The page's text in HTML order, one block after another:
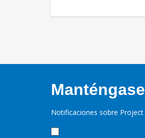
Notificaciones sobre Project